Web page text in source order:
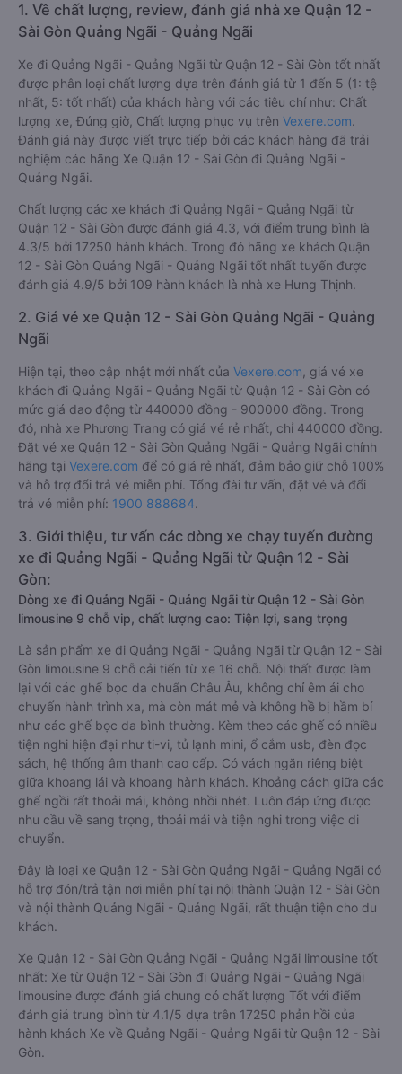
1. Về chất lượng, review, đánh giá nhà xe Quận 12 -
Sài Gòn Quảng Ngãi - Quảng Ngãi
Xe đi Quảng Ngãi - Quảng Ngãi từ Quận 12 - Sài Gòn tốt nhất
được phân loại chất lượng dựa trên đánh giá từ 1 đến 5 (1: tệ
nhất, 5: tốt nhất) của khách hàng với các tiêu chí như: Chất
lượng xe, Đúng giờ, Chất lượng phục vụ trên Vexere.com.
Đánh giá này được viết trực tiếp bởi các khách hàng đã trải
nghiệm các hãng Xe Quận 12 - Sài Gòn đi Quảng Ngãi -
Quảng Ngãi.
Chất lượng các xe khách đi Quảng Ngãi - Quảng Ngãi từ
Quận 12 - Sài Gòn được đánh giá 4.3, với điểm trung bình là
4.3/5 bởi 17250 hành khách. Trong đó hãng xe khách Quận
12 - Sài Gòn Quảng Ngãi - Quảng Ngãi tốt nhất tuyến được
đánh giá 4.9/5 bởi 109 hành khách là nhà xe Hưng Thịnh.
2. Giá vé xe Quận 12 - Sài Gòn Quảng Ngãi - Quảng
Ngãi
Hiện tại, theo cập nhật mới nhất của Vexere.com , giá vé xe
khách đi Quảng Ngãi - Quảng Ngãi từ Quận 12 - Sài Gòn có
mức giá dao động từ 440000 đồng - 900000 đồng. Trong
đó, nhà xe Phương Trang có giá vé rẻ nhất, chỉ 440000 đồng.
Đặt vé xe Quận 12 - Sài Gòn Quảng Ngãi - Quảng Ngãi chính
hãng tại Vexere.com để có giá rẻ nhất, đảm bảo giữ chỗ 100%
và hỗ trợ đổi trả vé miễn phí. Tổng đài tư vấn, đặt vé và đổi
trả vé miễn phí: 1900 888684.
3. Giới thiệu, tư vấn các dòng xe chạy tuyến đường
xe đi Quảng Ngãi - Quảng Ngãi từ Quận 12 - Sài
Gòn:
Dòng xe đi Quảng Ngãi - Quảng Ngãi từ Quận 12 - Sài Gòn
limousine 9 chỗ vip, chất lượng cao: Tiện lợi, sang trọng
Là sản phẩm xe đi Quảng Ngãi - Quảng Ngãi từ Quận 12 - Sài
Gòn limousine 9 chỗ cải tiến từ xe 16 chỗ. Nội thất được làm
lại với các ghế bọc da chuẩn Châu Âu, không chỉ êm ái cho
chuyến hành trình xa, mà còn mát mẻ và không hề bị hầm bí
như các ghế bọc da bình thường. Kèm theo các ghế có nhiều
tiện nghi hiện đại như ti-vi, tủ lạnh mini, ổ cắm usb, đèn đọc
sách, hệ thống âm thanh cao cấp. Có vách ngăn riêng biệt
giữa khoang lái và khoang hành khách. Khoảng cách giữa các
ghế ngồi rất thoải mái, không nhồi nhét. Luôn đáp ứng được
nhu cầu về sang trọng, thoải mái và tiện nghi trong việc di
chuyển.
Đây là loại xe Quận 12 - Sài Gòn Quảng Ngãi - Quảng Ngãi có
hỗ trợ đón/trả tận nơi miễn phí tại nội thành Quận 12 - Sài Gòn
và nội thành Quảng Ngãi - Quảng Ngãi, rất thuận tiện cho du
khách.
Xe Quận 12 - Sài Gòn Quảng Ngãi - Quảng Ngãi limousine tốt
nhất: Xe từ Quận 12 - Sài Gòn đi Quảng Ngãi - Quảng Ngãi
limousine được đánh giá chung có chất lượng Tốt với điểm
đánh giá trung bình từ 4.1/5 dựa trên 17250 phản hồi của
hành khách Xe về Quảng Ngãi - Quảng Ngãi từ Quận 12 - Sài
Gòn.